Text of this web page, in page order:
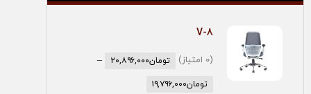
V-8
(0 امتیاز) تومان۲۰,۸۹۶,۰۰۰ –
تومان۱۹,۷۹۶,۰۰۰